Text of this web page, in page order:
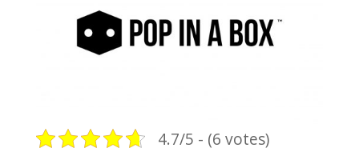
4.7/5 - (6 votes)